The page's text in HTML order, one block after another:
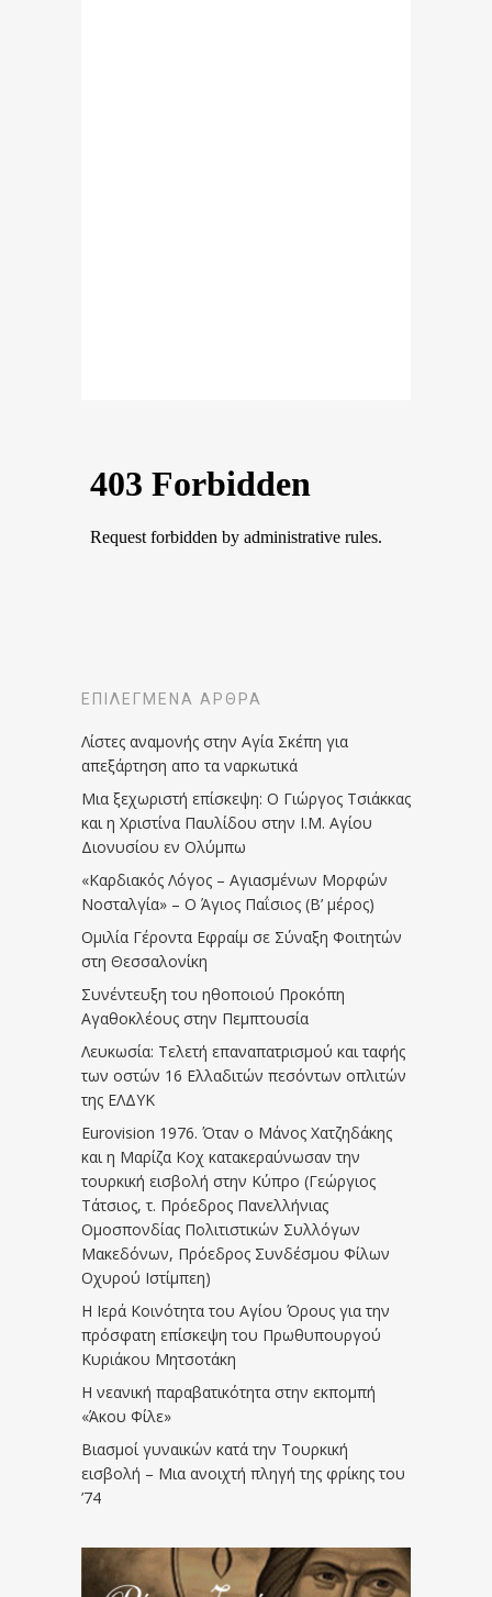
ΕΠΙΛΕΓΜΈΝΑ ΆΡΘΡΑ
Λίστες αναμονής στην Αγία Σκέπη για
απεξάρτηση απο τα ναρκωτικά
Μια ξεχωριστή επίσκεψη: Ο Γιώργος Τσιάκκας
και η Χριστίνα Παυλίδου στην Ι.Μ. Αγίου
Διονυσίου εν Ολύμπω
«Καρδιακός Λόγος – Αγιασμένων Μορφών
Νοσταλγία» – Ο Άγιος Παΐσιος (Β’ μέρος)
Ομιλία Γέροντα Εφραίμ σε Σύναξη Φοιτητών
στη Θεσσαλονίκη
Συνέντευξη του ηθοποιού Προκόπη
Αγαθοκλέους στην Πεμπτουσία
Λευκωσία: Τελετή επαναπατρισμού και ταφής
των οστών 16 Ελλαδιτών πεσόντων οπλιτών
της ΕΛΔΥΚ
Eurovision 1976. Όταν ο Μάνος Χατζηδάκης
και η Μαρίζα Κοχ κατακεραύνωσαν την
τουρκική εισβολή στην Κύπρο (Γεώργιος
Τάτσιος, τ. Πρόεδρος Πανελλήνιας
Ομοσπονδίας Πολιτιστικών Συλλόγων
Μακεδόνων, Πρόεδρος Συνδέσμου Φίλων
Οχυρού Ιστίμπεη)
Η Ιερά Κοινότητα του Αγίου Όρους για την
πρόσφατη επίσκεψη του Πρωθυπουργού
Κυριάκου Μητσοτάκη
Η νεανική παραβατικότητα στην εκπομπή
«Άκου Φίλε»
Βιασμοί γυναικών κατά την Τουρκική
εισβολή – Μια ανοιχτή πληγή της φρίκης του
’74